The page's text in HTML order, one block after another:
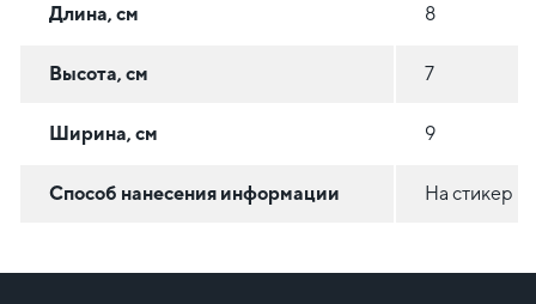
Длина, см 8
Высота, см 7
Ширина, см 9
Способ нанесения информации На стикер